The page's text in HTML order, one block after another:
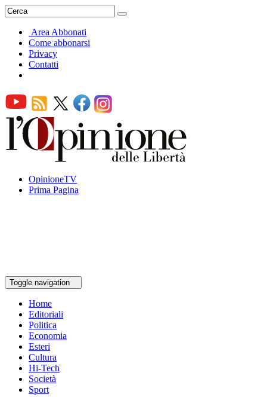
Area Abbonati
Come abbonarsi
Privacy
Contatti
OpinioneTV
Prima Pagina
Toggle navigation
Home
Editoriali
Politica
Economia
Esteri
Cultura
Hi-Tech
Società
Sport